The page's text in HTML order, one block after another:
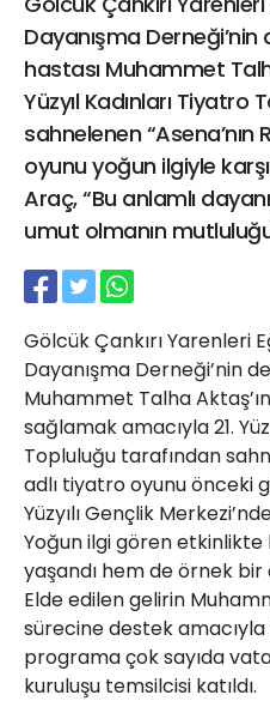
Dayanışma
hastası Muhammet
Yüzyıl Kadınları
sahnelenen “Asena’nın
oyunu yoğun ilgiyle
Araç, “Bu anlamlı
umut olmanın
Gölcük Çankırı Yarenleri
Dayanışma Derneği’nin
Muhammet Talha
sağlamak amacıyla 21.
Topluluğu tarafından
adlı tiyatro oyunu önceki
Yüzyılı Gençlik
Yoğun ilgi gören
yaşandı hem de örnek bir
Elde edilen gelirin
sürecine destek
programa çok sayıda
kuruluşu temsilcisi katıldı.
21